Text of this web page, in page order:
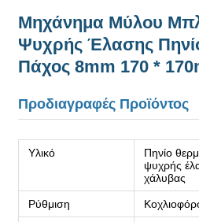
Μηχάνημα Μύλου
Ψυχρής Έλασης
Πάχος 8mm 170 *
Προδιαγραφές Προϊόντος
Υλικό
Πηνίο
ψυχρής
χάλυβας
Ρύθμιση